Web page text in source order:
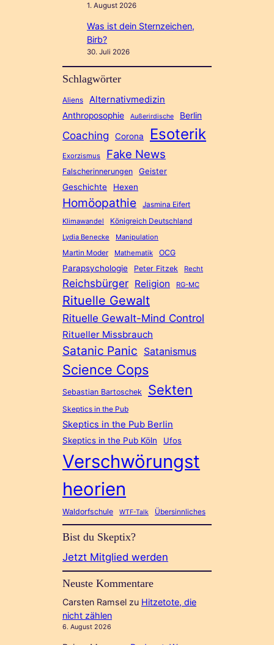
1. August 2026
Was ist dein Sternzeichen,
Birb?
30. Juli 2026
Schlagwörter
Aliens Alternativmedizin
Anthroposophie Außerirdische Berlin
Coaching Corona Esoterik
Exorzismus Fake News
Falscherinnerungen
Geister
Geschichte
Hexen
Homöopathie Jasmina Eifert
Klimawandel Königreich Deutschland
Lydia Benecke Manipulation
Martin Moder Mathematik OCG
Parapsychologie Peter Fitzek Recht
Reichsbürger Religion RG-MC
Rituelle Gewalt
Rituelle Gewalt-Mind Control
Ritueller Missbrauch
Satanic Panic Satanismus
Science Cops
Sebastian Bartoschek Sekten
Skeptics in the Pub
Skeptics in the Pub Berlin
Skeptics in the Pub Köln Ufos
Verschwörungst
heorien
Waldorfschule WTF-Talk Übersinnliches
Bist du Skeptix?
Jetzt Mitglied werden
Neuste Kommentare
Carsten Ramsel zu Hitzetote, die
nicht zählen
6. August 2026